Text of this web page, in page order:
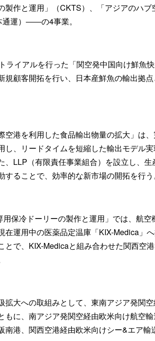
製作と運用」（CKTS）、「アジアのハブ
運）――の4事業。
ライアルを行った「関空発中国向け鮮魚
規顧客開拓を行い、日本産鮮魚の輸出拠
空港を利用した食品輸出物量の拡大」は
し、リードタイムを短縮した輸出モデル
、LLP（有限責任事業組合）を設立し、生
ることで、効率的な新市場の開拓を行う
保冷ドーリーの製作と運用」では、航空
在運用中の医薬品定温庫「KIX-Medica」
とで、KIX-Medicaと組み合わせた関西空
拡大への取組みとして、東南アジア発関
もに、南アジア発関空経由欧米向け航空
南港、関西空港経由欧米向けシー&エア輸